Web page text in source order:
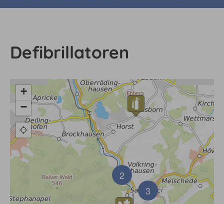
Defibrillatoren